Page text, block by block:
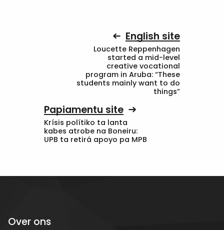
English site
Loucette Reppenhagen
started a mid-level
creative vocational
program in Aruba: “These
students mainly want to do
things”
Papiamentu site
Krísis polítiko ta lanta
kabes atrobe na Boneiru:
UPB ta retirá apoyo pa MPB
Over ons